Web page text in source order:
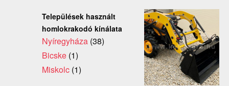
Települések használt
homlokrakodó kínálata
Nyíregyháza (38)
Bicske (1)
Miskolc (1)